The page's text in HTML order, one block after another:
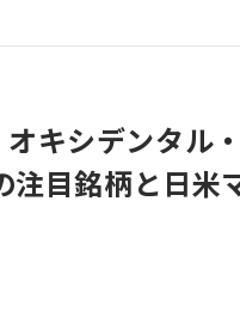
キシデンタル
目銘柄と日米